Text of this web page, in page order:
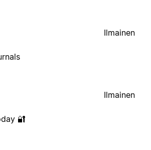
Ilmainen
🔐
Ilmainen